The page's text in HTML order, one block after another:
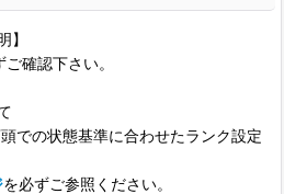
】
確認下さい。
での状態基準に合わせたランク設定
を必ずご参照ください。